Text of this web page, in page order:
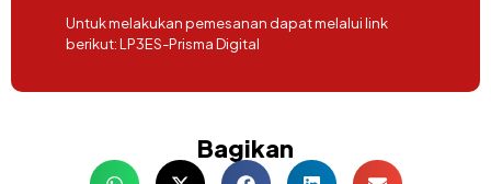
Untuk melakukan pemesanan dapat melalui link
berikut:LP3ES-Prisma Digital
Bagikan